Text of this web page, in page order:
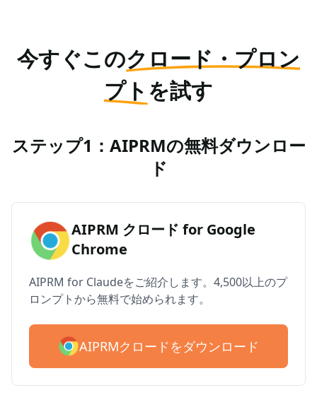
今すぐこのクロード・プロン
プト を試す
ステップ1：AIPRMの無料ダウンロー
ド
AIPRM クロード for Google
Chrome
AIPRM for Claudeをご紹介します。4,500以上のプ
ロンプトから無料で始められます。
AIPRMクロードをダウンロード